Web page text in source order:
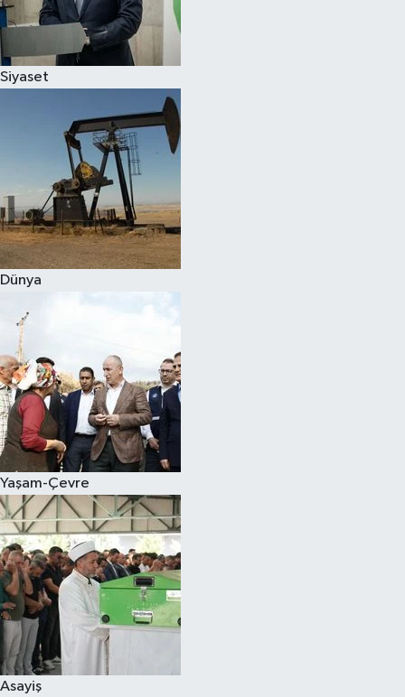
Siyaset
Dünya
Yaşam-Çevre
Asayiş
Spor
Çocuk
Eğitim
Hava Durumu
Kadın
Kültür Sanat
Sağlık
Siyaset
Teknoloji
Televizyon
Yaşam-Çevre